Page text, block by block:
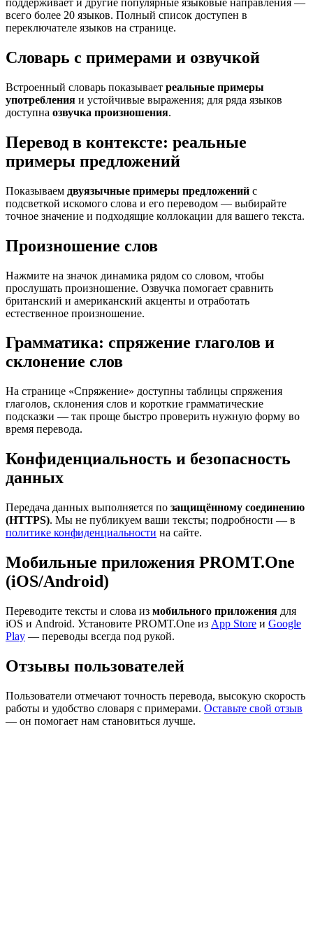
поддерживает и другие популярные языковые направления —
всего более 20 языков. Полный список доступен в
переключателе языков на странице.
Словарь с примерами и озвучкой
Встроенный словарь показывает реальные примеры
употребления и устойчивые выражения; для ряда языков
доступна озвучка произношения.
Перевод в контексте: реальные
примеры предложений
Показываем двуязычные примеры предложений с
подсветкой искомого слова и его переводом — выбирайте
точное значение и подходящие коллокации для вашего текста.
Произношение слов
Нажмите на значок динамика рядом со словом, чтобы
прослушать произношение. Озвучка помогает сравнить
британский и американский акценты и отработать
естественное произношение.
Грамматика: спряжение глаголов и
склонение слов
На странице «Спряжение» доступны таблицы спряжения
глаголов, склонения слов и короткие грамматические
подсказки — так проще быстро проверить нужную форму во
время перевода.
Конфиденциальность и безопасность
данных
Передача данных выполняется по защищённому соединению
(HTTPS). Мы не публикуем ваши тексты; подробности — в
политике конфиденциальности на сайте.
Мобильные приложения PROMT.One
(iOS/Android)
Переводите тексты и слова из мобильного приложения для
iOS и Android. Установите PROMT.One из App Store и Google
Play — переводы всегда под рукой.
Отзывы пользователей
Пользователи отмечают точность перевода, высокую скорость
работы и удобство словаря с примерами. Оставьте свой отзыв
— он помогает нам становиться лучше.